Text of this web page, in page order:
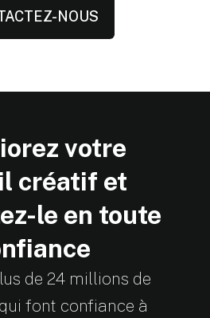
NOUS
votre
créatif et
le en toute
de 24 millions de
font confiance à